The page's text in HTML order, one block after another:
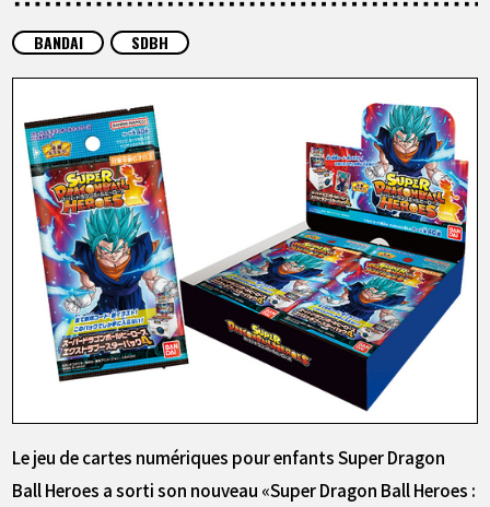
ARTICLES
À PROPOS
LANGUAGE
JP
EN ES
BANDAI SDBH
Le jeu de cartes numériques pour enfants Super Dragon
Ball Heroes a sorti son nouveau «Super Dragon Ball Heroes :